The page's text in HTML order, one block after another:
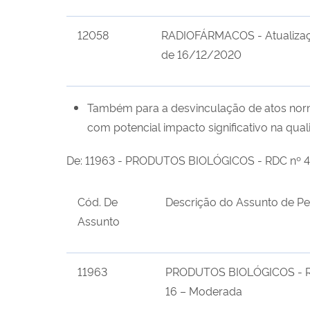
12058
RADIOFÁRMACOS -
de 16/12/2020
Também para a desvinculação de atos
com potencial impacto significativo na
De: 11963 - PRODUTOS BIOLÓGICOS - RDC
Cód. De
Assunto
Descrição do Assunto de
11963
PRODUTOS BIOLÓGICOS
16 – Moderada